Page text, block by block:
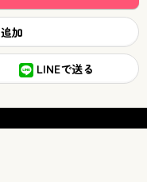
LINEで送る